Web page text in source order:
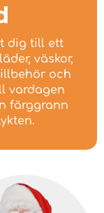
dig till ett
väskor,
och
vardagen
färggrann